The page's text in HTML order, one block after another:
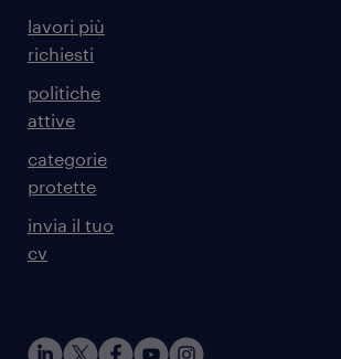
lavori più
richiesti
politiche
attive
categorie
protette
invia il tuo
cv